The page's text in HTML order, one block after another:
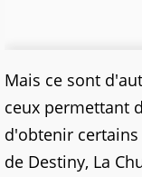
Mais ce sont
ceux permettant
d'obtenir
de Destiny, La